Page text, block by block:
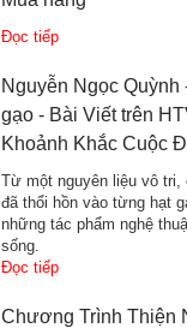
Đọc tiếp
Nguyễn Ngọc Quỳnh
gạo - Bài Viết trên
Khoảnh Khắc Cuộc
Từ một nguyên liệu vô tri,
đã thổi hồn vào từng hạt
những tác phẩm nghệ
sống.
Đọc tiếp
Chương Trình Thiện